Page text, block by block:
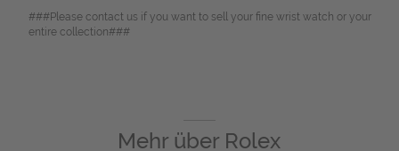
###Please contact us if you want to sell your fine wrist watch or your
entire collection###
Mehr über Rolex